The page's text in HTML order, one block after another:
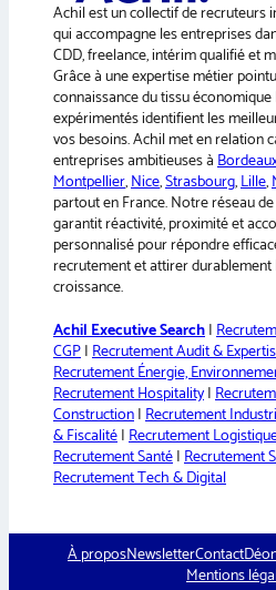
Achil est un collectif de recruteurs
qui accompagne les entreprises
CDD, freelance, intérim qualifié et
Grâce à une expertise métier
connaissance du tissu
expérimentés identifient les
vos besoins. Achil met en relation
entreprises ambitieuses à
Montpellier,Nice,Strasbourg,Lille,
partout en France. Notre réseau
garantit réactivité, proximité et
personnalisé pour répondre
recrutement et attirer
croissance.
Achil Executive Search|
CGP|Recrutement Audit &
Recrutement Énergie,
Recrutement Hospitality|
Construction|Recrutement
& Fiscalité|Recrutement
Recrutement Santé|Recrutement
Recrutement Tech & Digital
À proposNewsletterContact
Mentions